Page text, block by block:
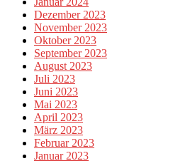
Dezember 2023
November 2023
Oktober 2023
September 2023
August 2023
Juli 2023
Juni 2023
Mai 2023
April 2023
März 2023
Februar 2023
Januar 2023